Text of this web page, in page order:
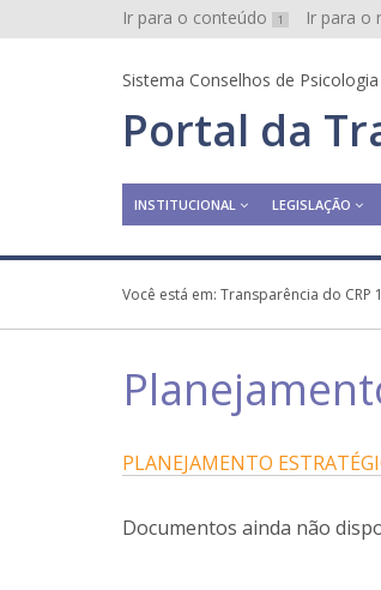
Ir para o conteúdo 1 Ir para o
Sistema Conselhos de Psicologia
Portal da
INSTITUCIONAL LEGISLAÇÃO
Você está em: Transparência do CRP
PLANEJAMENTO
Documentos ainda não